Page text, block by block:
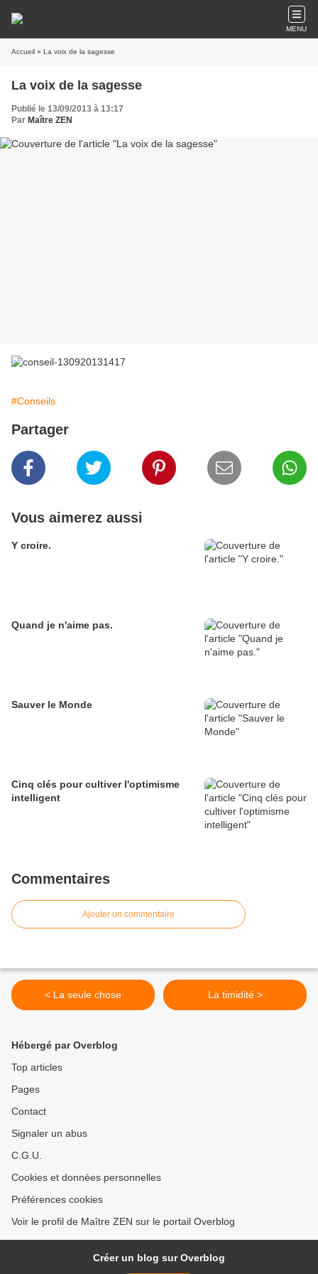
MENU
Accueil » La voix de la sagesse
La voix de la sagesse
Publié le 13/09/2013 à 13:17
Par Maître ZEN
#Conseils
Partager
Vous aimerez aussi
Y croire.
Quand je n'aime pas.
Sauver le Monde
Cinq clés pour cultiver l'optimisme
intelligent
Commentaires
Ajouter un commentaire
< La seule chose La timidité >
Hébergé par Overblog
Top articles
Pages
Contact
Signaler un abus
C.G.U.
Cookies et données personnelles
Préférences cookies
Voir le profil de Maître ZEN sur le portail Overblog
Créer un blog sur Overblog